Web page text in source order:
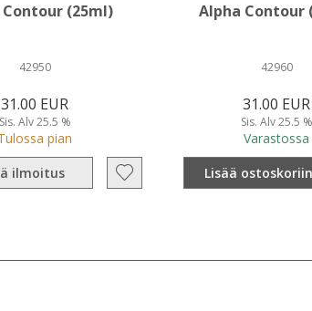
(25ml)
42950
31.00 EUR
Sis. Alv 25.5 %
pian
ilmoitus
Alpha Contour
42960
31.00 EUR
Sis. Alv 25.5 %
Varastossa
Lisää ostoskoriin